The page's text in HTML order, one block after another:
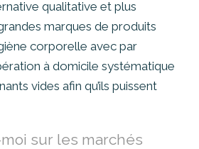
qualitative et plus
marques de produits
corporelle avec par
à domicile systématique
vides afin qu’ils puissent
sur les marchés